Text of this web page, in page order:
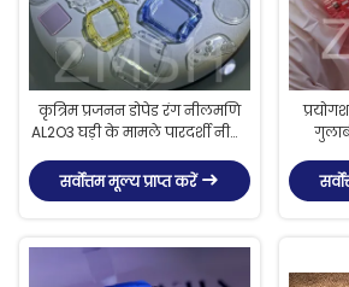
कृत्रिम प्रजनन डोपेड रंग नीलमणि
AL2O3 घड़ी के मामले पारदर्शी नीली
सर्वोत्तम मूल्य प्राप्त करें